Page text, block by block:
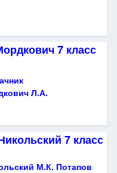
7 класс
Л.А.
7 класс
М.К. Потапов